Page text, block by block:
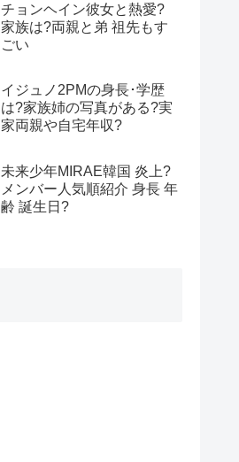
チョンヘイン彼女と熱愛?
家族は?両親と弟 祖先もす
ごい
イジュノ2PMの身長･学歴
は?家族姉の写真がある?実
家両親や自宅年収?
未来少年MIRAE韓国 炎上?
メンバー人気順紹介 身長 年
齢 誕生日?